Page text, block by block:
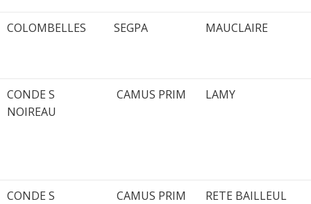
COLOMBELLES SEGPA MAUCLAIRE
CONDE S
NOIREAU
CAMUS PRIM LAMY
CONDE S
CAMUS PRIM RETE BAILLEUL